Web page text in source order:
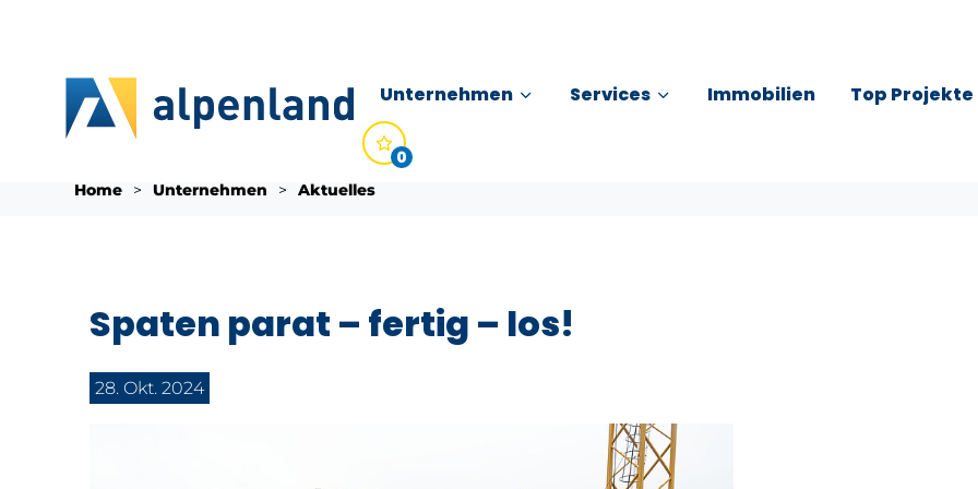
Direkt zum Inhalt
Detail
Unternehmen Services Immobilien Top Projekte
0
Sie befinden sich hier:
Home Unternehmen Aktuelles
Spaten parat – fertig – los!
28. Okt. 2024